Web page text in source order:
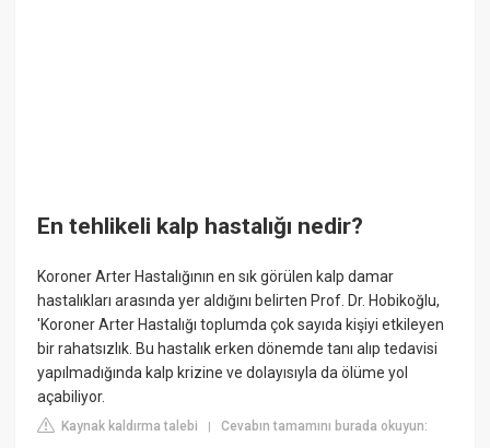
En tehlikeli kalp hastalığı nedir?
Koroner Arter Hastalığının en sık görülen kalp damar
hastalıkları arasında yer aldığını belirten Prof. Dr. Hobikoğlu,
'Koroner Arter Hastalığı toplumda çok sayıda kişiyi etkileyen
bir rahatsızlık. Bu hastalık erken dönemde tanı alıp tedavisi
yapılmadığında kalp krizine ve dolayısıyla da ölüme yol
açabiliyor.
Kaynak kaldırma talebi |Cevabın tamamını burada okuyun: